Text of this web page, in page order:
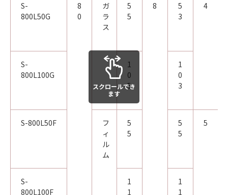
S-
800L50G
8
0
ガ
ラ
ス
5
5
8
5
3
4
S-
800L100G
1
0
5
1
0
3
S-800L50F
フ
ィ
ル
ム
5
5
5
5
5
S-
800L100F
1
1
1
1
スクロールでき
ます